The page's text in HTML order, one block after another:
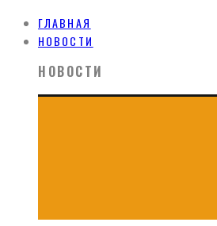
ГЛАВНАЯ
НОВОСТИ
НОВОСТИ